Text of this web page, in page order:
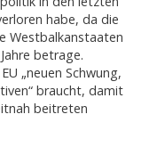
habe, da die
Westbalkanstaaten
betrage.
„neuen Schwung,
braucht, damit
beitreten